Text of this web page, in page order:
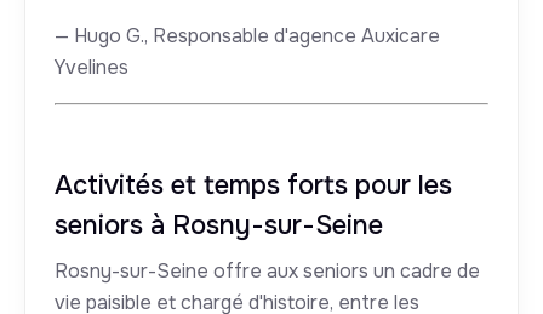
— Hugo G., Responsable d'agence Auxicare
Yvelines
Activités et temps forts pour les
seniors à Rosny-sur-Seine
Rosny-sur-Seine offre aux seniors un cadre de
vie paisible et chargé d'histoire, entre les